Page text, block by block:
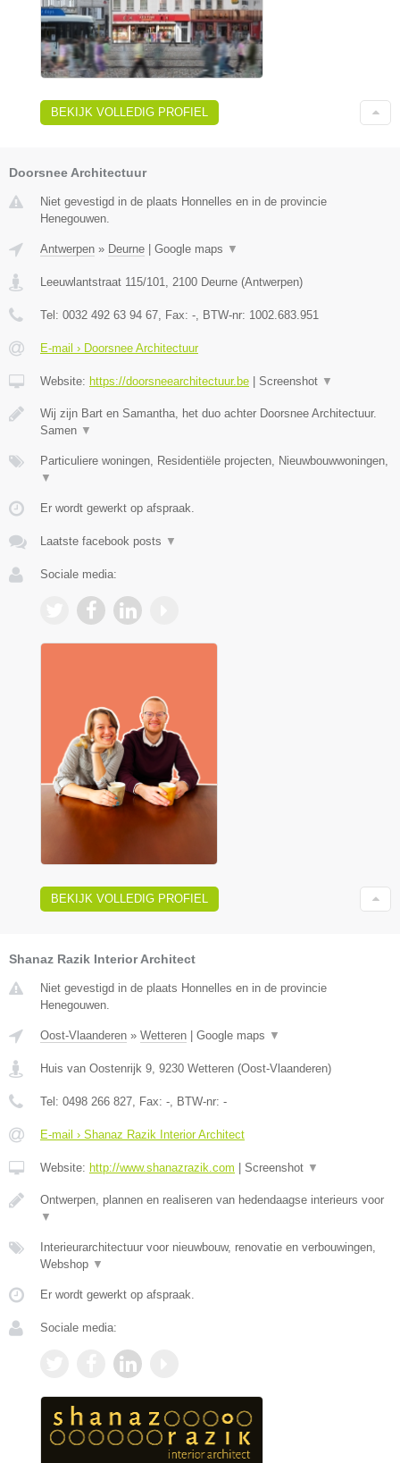
BEKIJK VOLLEDIG PROFIEL
Doorsnee Architectuur
Niet gevestigd in de plaats Honnelles en in de provincie
Henegouwen.
Antwerpen » Deurne Google maps ▼
Leeuwlantstraat 115/101, 2100 Deurne (Antwerpen)
Tel: 0032 492 63 94 67, Fax: -, BTW-nr: 1002.683.951
E-mail › Doorsnee Architectuur
Website: https://doorsneearchitectuur.be Screenshot ▼
Wij zijn Bart en Samantha, het duo achter Doorsnee Architectuur.
Samen ▼
Particuliere woningen, Residentiële projecten, Nieuwbouwwoningen,
▼
Er wordt gewerkt op afspraak.
Laatste facebook posts ▼
Sociale media:
BEKIJK VOLLEDIG PROFIEL
Shanaz Razik Interior Architect
Niet gevestigd in de plaats Honnelles en in de provincie
Henegouwen.
Oost-Vlaanderen » Wetteren Google maps ▼
Huis van Oostenrijk 9, 9230 Wetteren (Oost-Vlaanderen)
Tel: 0498 266 827, Fax: -, BTW-nr: -
E-mail › Shanaz Razik Interior Architect
Website: http://www.shanazrazik.com Screenshot ▼
Ontwerpen, plannen en realiseren van hedendaagse interieurs voor
▼
Interieurarchitectuur voor nieuwbouw, renovatie en verbouwingen,
Webshop ▼
Er wordt gewerkt op afspraak.
Sociale media: